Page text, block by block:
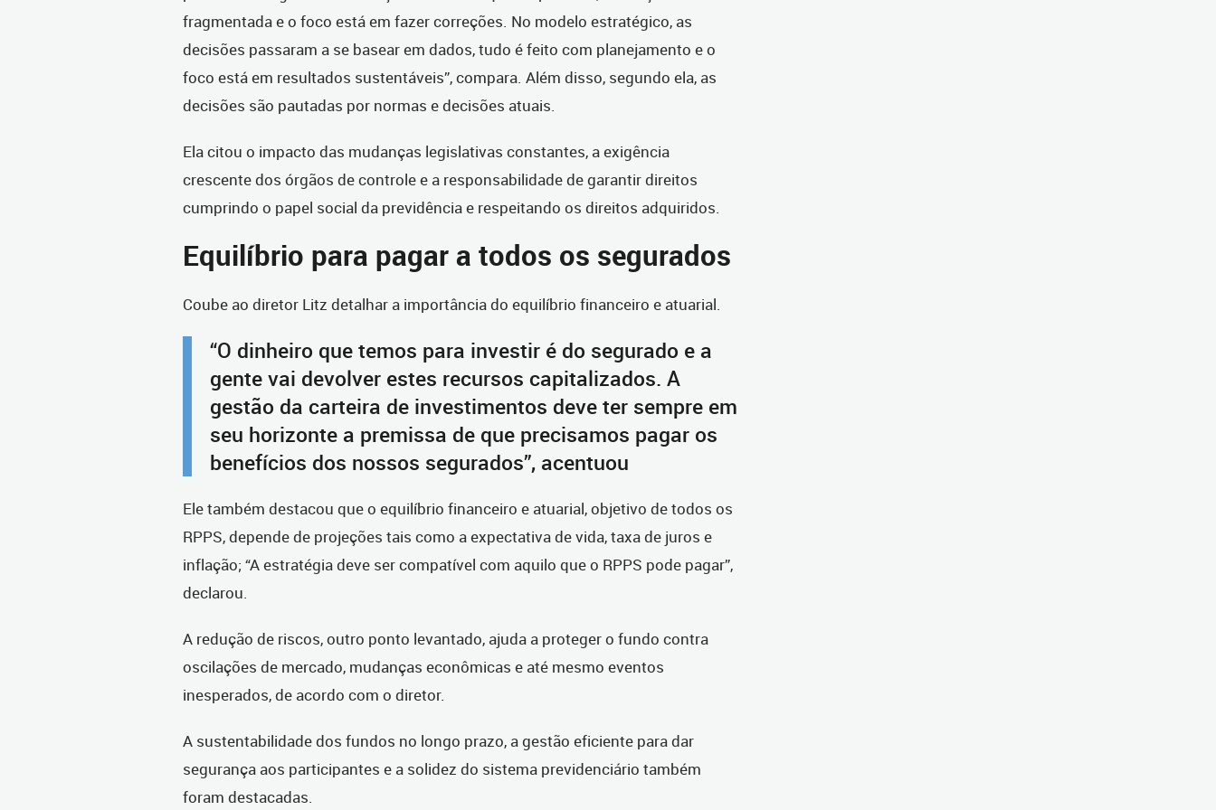
fragmentada e o foco está em fazer correções. No modelo estratégico, as
decisões passaram a se basear em dados, tudo é feito com planejamento e o
foco está em resultados sustentáveis”, compara. Além disso, segundo ela, as
decisões são pautadas por normas e decisões atuais.
Ela citou o impacto das mudanças legislativas constantes, a exigência
crescente dos órgãos de controle e a responsabilidade de garantir direitos
cumprindo o papel social da previdência e respeitando os direitos adquiridos.
Equilíbrio para pagar a todos os segurados
Coube ao diretor Litz detalhar a importância do equilíbrio financeiro e atuarial.
“O dinheiro que temos para investir é do segurado e a
gente vai devolver estes recursos capitalizados. A
gestão da carteira de investimentos deve ter sempre em
seu horizonte a premissa de que precisamos pagar os
benefícios dos nossos segurados”, acentuou
Ele também destacou que o equilíbrio financeiro e atuarial, objetivo de todos os
RPPS, depende de projeções tais como a expectativa de vida, taxa de juros e
inflação; “A estratégia deve ser compatível com aquilo que o RPPS pode pagar”,
declarou.
A redução de riscos, outro ponto levantado, ajuda a proteger o fundo contra
oscilações de mercado, mudanças econômicas e até mesmo eventos
inesperados, de acordo com o diretor.
A sustentabilidade dos fundos no longo prazo, a gestão eficiente para dar
segurança aos participantes e a solidez do sistema previdenciário também
foram destacadas.